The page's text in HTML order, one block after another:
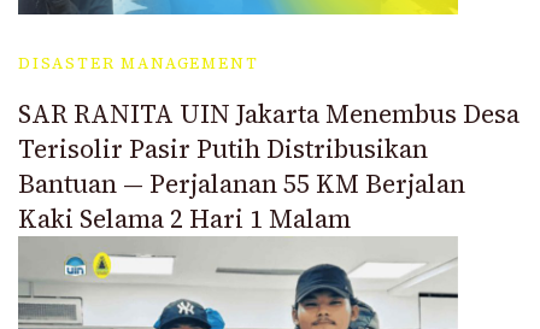
DISASTER MANAGEMENT
SAR RANITA UIN Jakarta Menembus Desa
Terisolir Pasir Putih Distribusikan
Bantuan — Perjalanan 55 KM Berjalan
Kaki Selama 2 Hari 1 Malam